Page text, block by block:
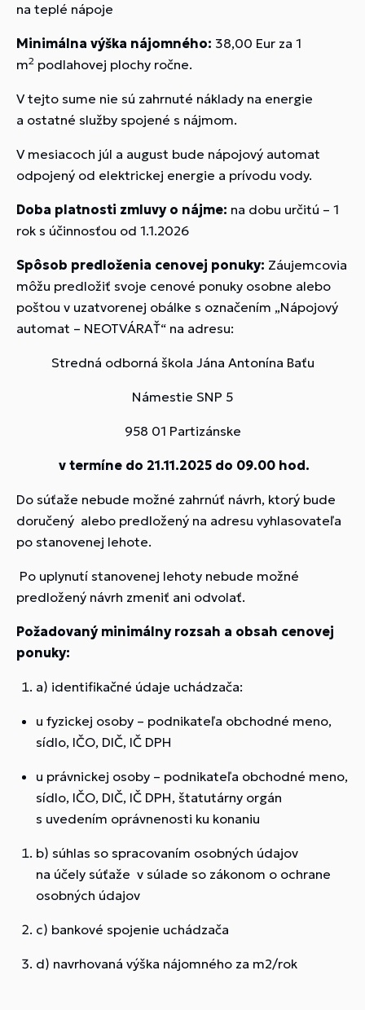
na teplé nápoje
Minimálna výška nájomného: 38,00 Eur za 1
m2 podlahovej plochy ročne.
V tejto sume nie sú zahrnuté náklady na energie
a ostatné služby spojené s nájmom.
V mesiacoch júl a august bude nápojový automat
odpojený od elektrickej energie a prívodu vody.
Doba platnosti zmluvy o nájme: na dobu určitú – 1
rok s účinnosťou od 1.1.2026
Spôsob predloženia cenovej ponuky: Záujemcovia
môžu predložiť svoje cenové ponuky osobne alebo
poštou v uzatvorenej obálke s označením „Nápojový
automat – NEOTVÁRAŤ“ na adresu:
Stredná odborná škola Jána Antonína Baťu
Námestie SNP 5
958 01 Partizánske
v termíne do 21.11.2025 do 09.00 hod.
Do súťaže nebude možné zahrnúť návrh, ktorý bude
doručený alebo predložený na adresu vyhlasovateľa
po stanovenej lehote.
Po uplynutí stanovenej lehoty nebude možné
predložený návrh zmeniť ani odvolať.
Požadovaný minimálny rozsah a obsah cenovej
ponuky:
a) identifikačné údaje uchádzača:
u fyzickej osoby – podnikateľa obchodné meno,
sídlo, IČO, DIČ, IČ DPH
u právnickej osoby – podnikateľa obchodné meno,
sídlo, IČO, DIČ, IČ DPH, štatutárny orgán
s uvedením oprávnenosti ku konaniu
b) súhlas so spracovaním osobných údajov
na účely súťaže v súlade so zákonom o ochrane
osobných údajov
c) bankové spojenie uchádzača
d) navrhovaná výška nájomného za m2/rok